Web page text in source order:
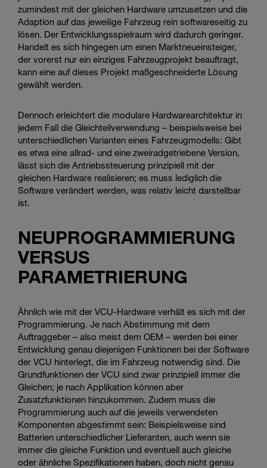
zumindest mit der gleichen Hardware umzusetzen und die
Adaption auf das jeweilige Fahrzeug rein softwareseitig zu
lösen. Der Entwicklungsspielraum wird dadurch geringer.
Handelt es sich hingegen um einen Marktneueinsteiger,
der vorerst nur ein einziges Fahrzeugprojekt beauftragt,
kann eine auf dieses Projekt maßgeschneiderte Lösung
gewählt werden.
Dennoch erleichtert die modulare Hardwarearchitektur in
jedem Fall die Gleichteilverwendung – beispielsweise bei
unterschiedlichen Varianten eines Fahrzeugmodells: Gibt
es etwa eine allrad- und eine zweiradgetriebene Version,
lässt sich die Antriebssteuerung prinzipiell mit der
gleichen Hardware realisieren; es muss lediglich die
Software verändert werden, was relativ leicht darstellbar
ist.
NEUPROGRAMMIERUNG
VERSUS
PARAMETRIERUNG
Ähnlich wie mit der VCU-Hardware verhält es sich mit der
Programmierung. Je nach Abstimmung mit dem
Auftraggeber – also meist dem OEM – werden bei einer
Entwicklung genau diejenigen Funktionen bei der Software
der VCU hinterlegt, die im Fahrzeug notwendig sind. Die
Grundfunktionen der VCU sind zwar prinzipiell immer die
Gleichen; je nach Applikation können aber
Zusatzfunktionen hinzukommen. Zudem muss die
Programmierung auch auf die jeweils verwendeten
Komponenten abgestimmt sein: Beispielsweise sind
Batterien unterschiedlicher Lieferanten, auch wenn sie
immer die gleiche Funktion und eventuell auch gleiche
oder ähnliche Spezifikationen haben, doch nicht genau